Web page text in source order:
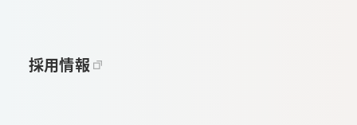
採用情報